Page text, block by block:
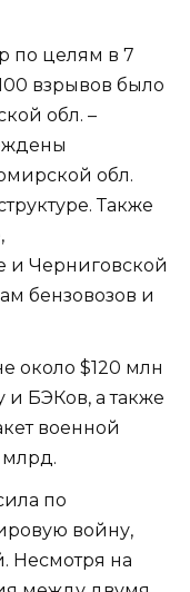
по целям в 7
взрывов было
обл. –
обл.
Также
и Черниговской
бензовозов и
около $120 млн
и БЭКов, а также
военной
по
войну,
Несмотря на